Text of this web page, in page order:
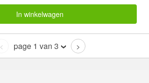
In winkelwagen
< page 1 van 3 >